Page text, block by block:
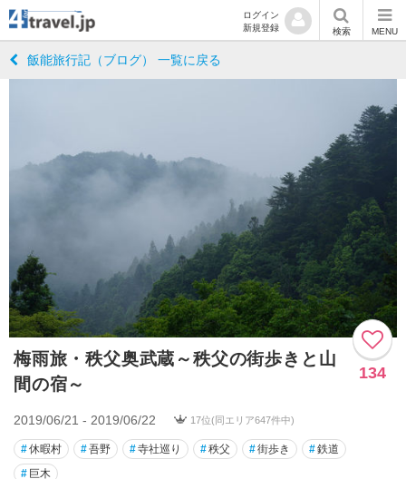
ログイン
新規登録
検索 MENU
飯能旅行記（ブログ） 一覧に戻る
梅雨旅・秩父奥武蔵～秩父の街歩きと山
間の宿～
134
2019/06/21 - 2019/06/22 17位(同エリア647件中)
#休暇村 #吾野 #寺社巡り #秩父 #街歩き #鉄道
# 巨木